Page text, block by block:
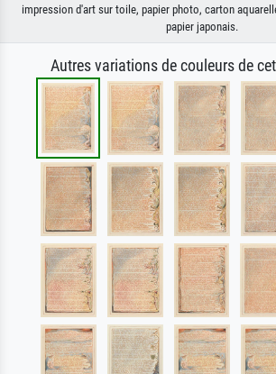
impression d'art sur toile, papier photo, carton
papier japonais.
Autres variations de couleurs de